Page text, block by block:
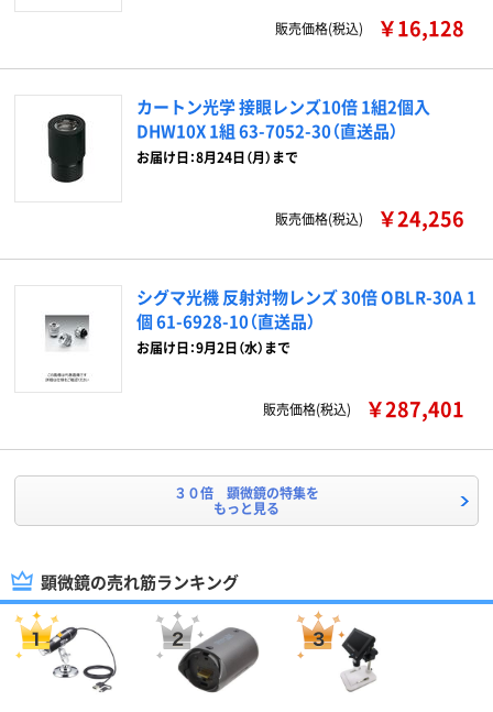
販売価格(税込) ￥16,128
カートン光学 接眼レンズ10倍 1組2個入
DHW10X 1組 63-7052-30（直送品）
お届け日：8月24日（月）まで
販売価格(税込) ￥24,256
シグマ光機 反射対物レンズ 30倍 OBLR-30A 1
個 61-6928-10（直送品）
お届け日：9月2日（水）まで
販売価格(税込) ￥287,401
３０倍 顕微鏡の特集を
もっと見る
顕微鏡の売れ筋ランキング